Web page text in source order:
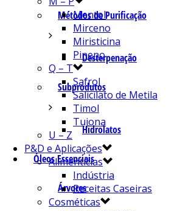
Métodos de Purificação
Desterpenação
Subprodutos
Hidrolatos
Óleos Essenciais
Árvores
Mentol
Mirceno
Miristicina
Pineno
Q – T
Safrol
Salicilato de Metila
Timol
Tujona
U – Z
P&D e Aplicações
Alimentícias
Indústria
Receitas Caseiras
Cosméticas